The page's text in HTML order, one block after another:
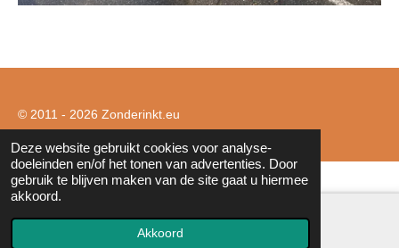
Deze website gebruikt cookies voor analyse-
doeleinden en/of het tonen van advertenties. Door
gebruik te blijven maken van de site gaat u hiermee
akkoord.
Akkoord
© 2011 - 2026 Zonderinkt.eu